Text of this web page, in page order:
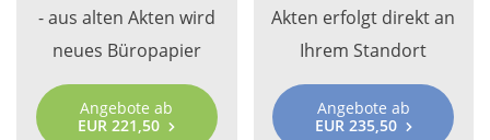
- aus alten Akten wird
neues Büropapier
Angebote ab
EUR 221,50
Akten erfolgt direkt an
Ihrem Standort
Angebote ab
EUR 235,50